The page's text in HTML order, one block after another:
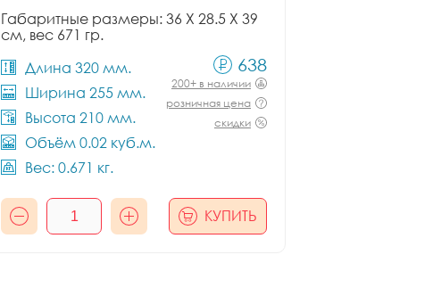
Габаритные размеры: 36 X 28.5 X 39
см, вес 671 гр.
Длина 320 мм.
Ширина 255 мм.
Высота 210 мм.
Объём 0.02 куб.м.
Вес: 0.671 кг.
638
200+ в наличии
розничная цена
скидки
КУПИТЬ